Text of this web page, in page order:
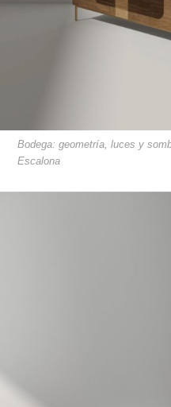
Bodega: geometría, luces y
Escalona